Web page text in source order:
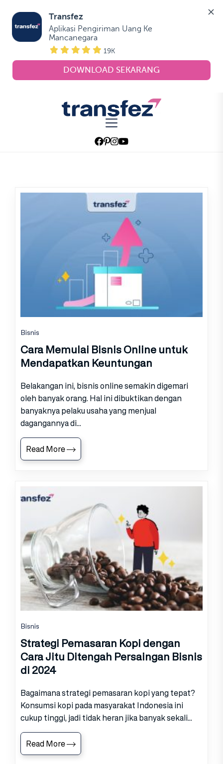
Transfez
Aplikasi Pengiriman Uang Ke
Mancanegara
19K
DOWNLOAD SEKARANG
Transfez
Bisnis
Cara Memulai Bisnis Online untuk
Mendapatkan Keuntungan
Belakangan ini, bisnis online semakin digemari
oleh banyak orang. Hal ini dibuktikan dengan
banyaknya pelaku usaha yang menjual
dagangannya di...
Read More
Bisnis
Strategi Pemasaran Kopi dengan
Cara Jitu Ditengah Persaingan Bisnis
di 2024
Bagaimana strategi pemasaran kopi yang tepat?
Konsumsi kopi pada masyarakat Indonesia ini
cukup tinggi, jadi tidak heran jika banyak sekali...
Read More